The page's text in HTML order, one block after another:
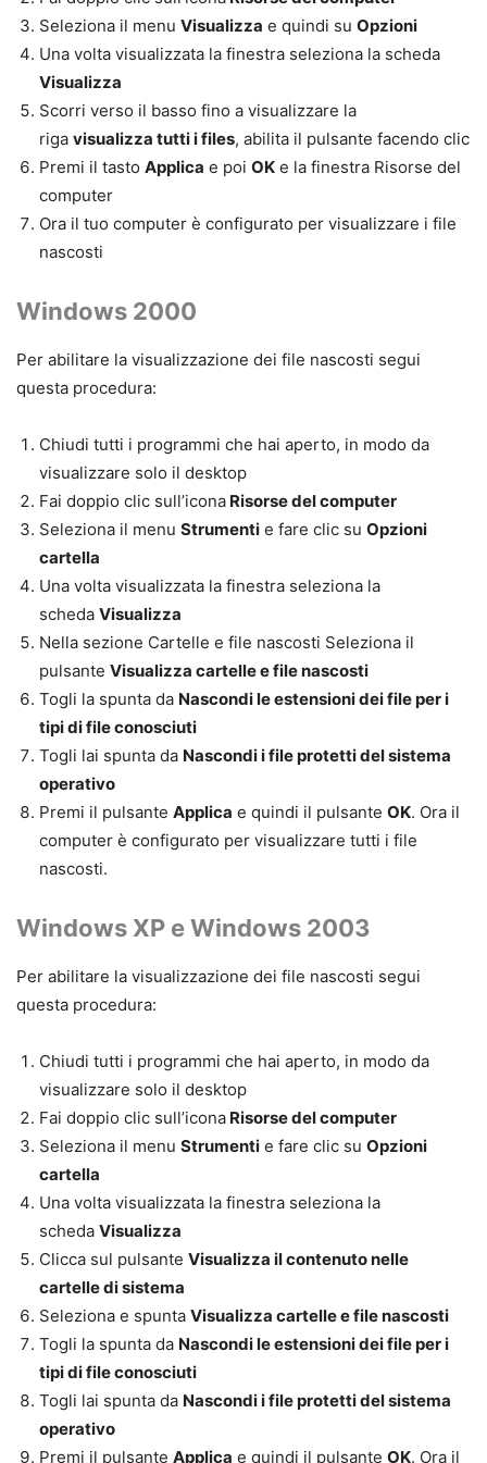
Seleziona il menu Visualizza e quindi su Opzioni
Una volta visualizzata la finestra seleziona la scheda
Visualizza
Scorri verso il basso fino a visualizzare la
riga visualizza tutti i files, abilita il pulsante facendo clic
Premi il tasto Applica e poi OK e la finestra Risorse del
computer
Ora il tuo computer è configurato per visualizzare i file
nascosti
Windows 2000
Per abilitare la visualizzazione dei file nascosti segui
questa procedura:
Chiudi tutti i programmi che hai aperto, in modo da
visualizzare solo il desktop
Fai doppio clic sull’icona Risorse del computer
Seleziona il menu Strumenti e fare clic su Opzioni
cartella
Una volta visualizzata la finestra seleziona la
scheda Visualizza
Nella sezione Cartelle e file nascosti Seleziona il
pulsante Visualizza cartelle e file nascosti
Togli la spunta da Nascondi le estensioni dei file per i
tipi di file conosciuti
Togli lai spunta da Nascondi i file protetti del sistema
operativo
Premi il pulsante Applica e quindi il pulsante OK. Ora il
computer è configurato per visualizzare tutti i file
nascosti.
Windows XP e Windows 2003
Per abilitare la visualizzazione dei file nascosti segui
questa procedura:
Chiudi tutti i programmi che hai aperto, in modo da
visualizzare solo il desktop
Fai doppio clic sull’icona Risorse del computer
Seleziona il menu Strumenti e fare clic su Opzioni
cartella
Una volta visualizzata la finestra seleziona la
scheda Visualizza
Clicca sul pulsante Visualizza il contenuto nelle
cartelle di sistema
Seleziona e spunta Visualizza cartelle e file nascosti
Togli la spunta da Nascondi le estensioni dei file per i
tipi di file conosciuti
Togli lai spunta da Nascondi i file protetti del sistema
operativo
Premi il pulsante Applica e quindi il pulsante OK. Ora il